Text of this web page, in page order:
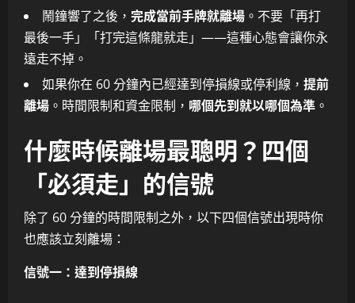
鬧鐘響了之後， 完成當前手牌就離場 。不要「再打
最後一手」「打完這條龍就走」——這種心態會讓你永
遠走不掉。
如果你在 60 分鐘內已經達到停損線或停利線， 提前
離場 。時間限制和資金限制， 哪個先到就以哪個為準 。
什麼時候離場最聰明？四個
「必須走」的信號
除了 60 分鐘的時間限制之外，以下四個信號出現時你
也應該立刻離場：
信號一：達到停損線